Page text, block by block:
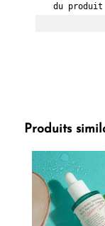
du produit
Produits